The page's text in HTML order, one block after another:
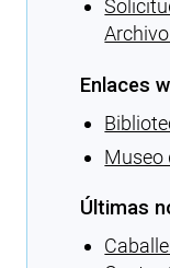
Enlaces
Museo
Últimas